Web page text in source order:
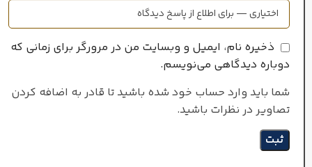
ذخیره نام، ایمیل و وبسایت من در مرورگر برای زمانی که
دوباره دیدگاهی می‌نویسم.
شما باید وارد حساب خود شده باشید تا قادر به اضافه کردن
تصاویر در نظرات باشید.